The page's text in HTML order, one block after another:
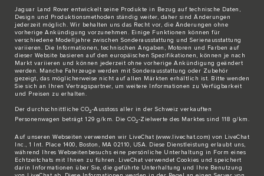
Jaguar Land Rover entwickelt seine Produkte in Bezug auf technische Daten,
Design und Produktionsmethoden ständig weiter, daher sind Änderungen
jederzeit möglich. Wir behalten uns das Recht vor, die Änderungen ohne
vorherige Ankündigung vorzunehmen. Einige Funktionen können für
verschiedene Modelljahre zwischen Sonderausstattung und Serienausstattung
variieren. Die Informationen, technischen Angaben, Motoren und Farben auf
dieser Website basieren auf den europäischen Spezifikationen, können je nach
Markt variieren und können jederzeit ohne vorherige Ankündigung geändert
werden. Manche Fahrzeuge werden mit Sonderausstattung oder Zubehör
gezeigt, das möglicherweise nicht auf allen Märkten erhältlich ist. Bitte wenden
Sie sich an Ihren Vertragspartner, um weitere Informationen zu Verfügbarkeit
und Preisen zu erhalten.
Der durchschnittliche CO2-Ausstoss aller in der Schweiz verkauften
Personenwagen beträgt 129 g/km. Die CO2-Zielwerte des Marktes sind 118 g/km.
Auf unseren Webseiten verwenden wir LiveChat (www.livechat.com) von LiveChat
Inc., 1 Int. Place 1400, Boston, MA 02110, USA. Diese Dienstleistung erlaubt uns,
während Ihres Webseitenbesuchs eine persönliche Unterhaltung in Form eines
Echtzeitchats mit Ihnen zu führen. LiveChat verwendet Cookies und speichert
darin Informationen über Sie, die geführte Unterhaltung und Ihre Benutzung